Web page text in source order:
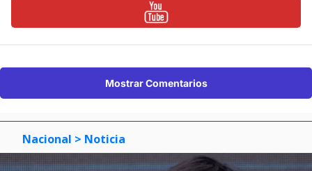
Mostrar Comentarios
Nacional > Noticia